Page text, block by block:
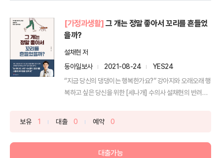
[가정과생활] 그 개는 정말 좋아서 꼬리를 흔들었
을까?
설채현 저
동아일보사
2021-08-24
YES24
“지금 당신의 댕댕이는 행복한가요?” 강아지와 오래오래 행
복하고 싶은 당신을 위한 [세나개] 수의사 설채현의 반려
보유 1 대출 0 예약 0
대출가능